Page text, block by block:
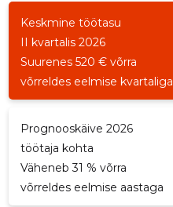
Keskmine töötasu
II kvartalis 2026
Suurenes 520 € võrra
võrreldes eelmise kvartaliga
Prognooskäive 2026
töötaja kohta
Väheneb 31 % võrra
võrreldes eelmise aastaga